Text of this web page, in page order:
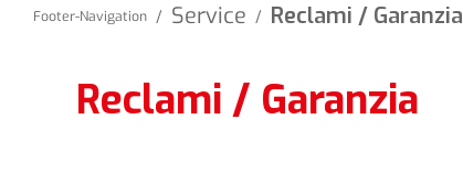
Footer-Navigation / Service / Reclami / Garanzia
Reclami / Garanzia